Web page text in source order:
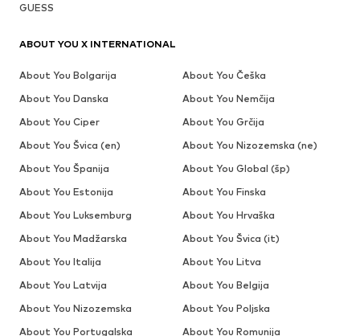
GUESS
ABOUT YOU X INTERNATIONAL
About You Bolgarija
About You Češka
About You Danska
About You Nemčija
About You Ciper
About You Grčija
About You Švica (en)
About You Nizozemska (ne)
About You Španija
About You Global (šp)
About You Estonija
About You Finska
About You Luksemburg
About You Hrvaška
About You Madžarska
About You Švica (it)
About You Italija
About You Litva
About You Latvija
About You Belgija
About You Nizozemska
About You Poljska
About You Portugalska
About You Romunija